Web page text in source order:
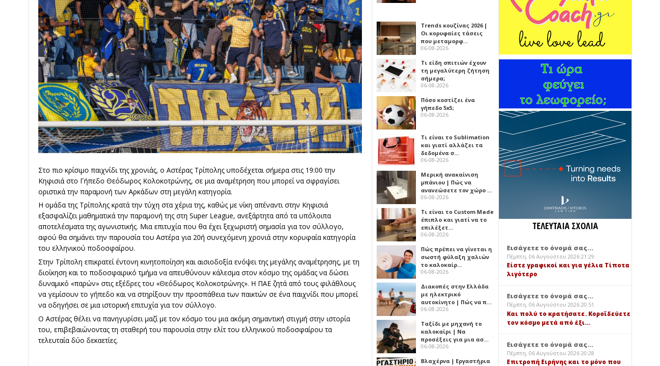
Στο πιο κρίσιμο παιχνίδι της χρονιάς, ο Αστέρας Τρίπολης υποδέχεται σήμερα στις 19:00 την
Κηφισιά στο Γήπεδο Θεόδωρος Κολοκοτρώνης, σε μια αναμέτρηση που μπορεί να σφραγίσει
οριστικά την παραμονή των Αρκάδων στη μεγάλη κατηγορία.
Η ομάδα της Τρίπολης κρατά την τύχη στα χέρια της, καθώς με νίκη απέναντι στην Κηφισιά
εξασφαλίζει μαθηματικά την παραμονή της στη Super League, ανεξάρτητα από τα υπόλοιπα
αποτελέσματα της αγωνιστικής. Μια επιτυχία που θα έχει ξεχωριστή σημασία για τον σύλλογο,
αφού θα σημάνει την παρουσία του Αστέρα για 20ή συνεχόμενη χρονιά στην κορυφαία κατηγορία
του ελληνικού ποδοσφαίρου.
Στην Τρίπολη επικρατεί έντονη κινητοποίηση και αισιοδοξία ενόψει της μεγάλης αναμέτρησης, με τη
διοίκηση και το ποδοσφαιρικό τμήμα να απευθύνουν κάλεσμα στον κόσμο της ομάδας να δώσει
δυναμικό «παρών» στις εξέδρες του «Θεόδωρος Κολοκοτρώνης». Η ΠΑΕ ζητά από τους φιλάθλους
να γεμίσουν το γήπεδο και να στηρίξουν την προσπάθεια των παικτών σε ένα παιχνίδι που μπορεί
να οδηγήσει σε μια ιστορική επιτυχία για τον σύλλογο.
Ο Αστέρας θέλει να πανηγυρίσει μαζί με τον κόσμο του μια ακόμη σημαντική στιγμή στην ιστορία
του, επιβεβαιώνοντας τη σταθερή του παρουσία στην ελίτ του ελληνικού ποδοσφαίρου τα
τελευταία δύο δεκαετίες.
Trends κουζίνας 2026 |
Οι κορυφαίες τάσεις
που μεταμορφ…
06-08-2026
Τι είδη σπιτιών έχουν
τη μεγαλύτερη ζήτηση
σήμερα;
06-08-2026
Πόσο κοστίζει ένα
γήπεδο 5x5;
06-08-2026
Τι είναι το Sublimation
και γιατί αλλάζει τα
δεδομένα σ…
06-08-2026
Μερική ανακαίνιση
μπάνιου | Πώς να
ανανεώσετε τον χώρο …
06-08-2026
Τι είναι το Custom Made
έπιπλο και γιατί να το
επιλέξετ…
06-08-2026
Πώς πρέπει να γίνεται η
σωστή φύλαξη χαλιών
το καλοκαίρ…
06-08-2026
Διακοπές στην Ελλάδα
με ηλεκτρικό
αυτοκίνητο | Πώς να π…
06-08-2026
Ταξίδι με μηχανή το
καλοκαίρι | Να
προσέξεις για μια ασ…
06-08-2026
Βλαχέρνα | Εργαστήρια
ΤΕΛΕΥΤΑΙΑ ΣΧΟΛΙΑ
Εισάγετε το όνομά σας...
Πέμπτη, 06 Αυγούστου 2026 21:29
Είστε γραφικοί και για γέλια Τίποτα
λιγότερο
Εισάγετε το όνομά σας...
Πέμπτη, 06 Αυγούστου 2026 20:51
Και πολύ το κρατήσατε. Κοροϊδεύετε
τον κόσμο μετά από έξι…
Εισάγετε το όνομά σας...
Πέμπτη, 06 Αυγούστου 2026 20:28
Επιτροπή Ειρήνης και το μόνο που